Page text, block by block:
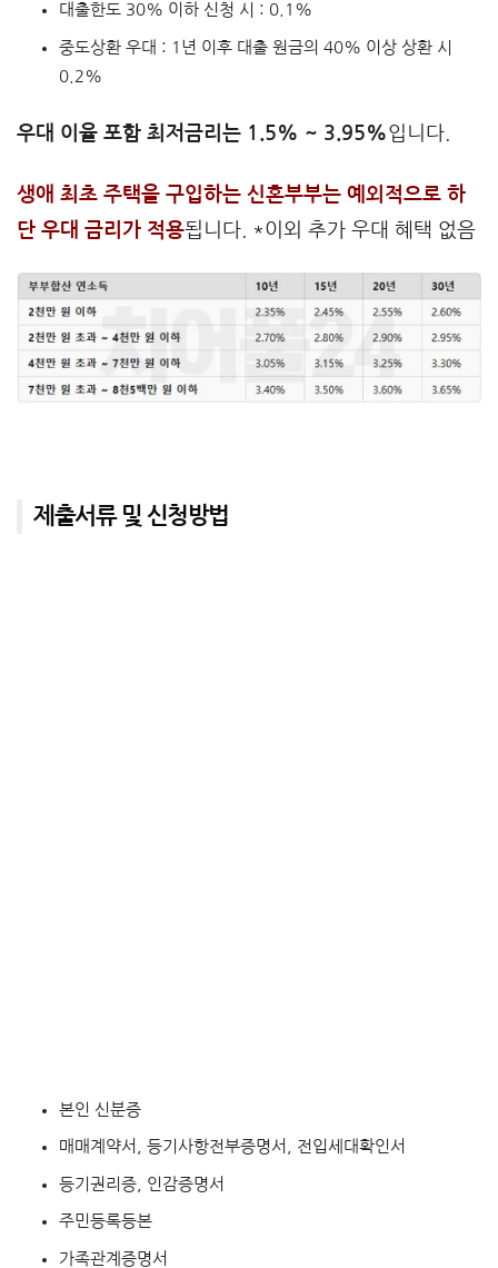
대출한도 30% 이하 신청 시 : 0.1%
중도상환 우대 : 1년 이후 대출 원금의 40% 이상 상환 시
0.2%
우대 이율 포함 최저금리는 1.5% ~ 3.95%입니다.
생애 최초 주택을 구입하는 신혼부부는 예외적으로 하
단 우대 금리가 적용됩니다. *이외 추가 우대 혜택 없음
제출서류 및 신청방법
본인 신분증
매매계약서, 등기사항전부증명서, 전입세대확인서
등기권리증, 인감증명서
주민등록등본
가족관계증명서